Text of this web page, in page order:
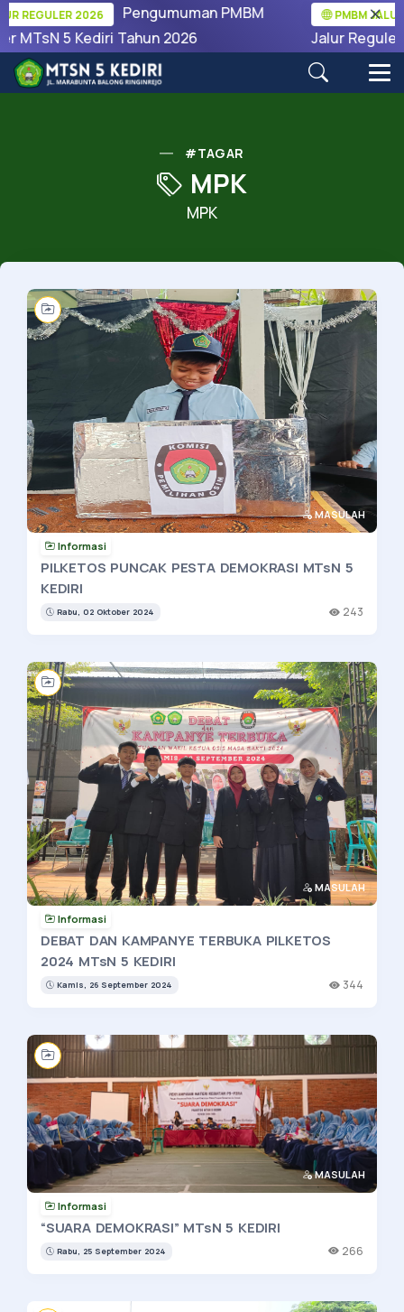
2026
Pengumuman PMBM
5 Kediri Tahun 2026
PMBM JALUR
Jalur Reguler
#TAGAR
MPK
MPK
MASULAH
Informasi
PILKETOS PUNCAK PESTA DEMOKRASI MTsN 5
KEDIRI
Rabu, 02 Oktober 2024 243
MASULAH
Informasi
DEBAT DAN KAMPANYE TERBUKA PILKETOS
2024 MTsN 5 KEDIRI
Kamis, 26 September 2024 344
MASULAH
Informasi
“SUARA DEMOKRASI” MTsN 5 KEDIRI
Rabu, 25 September 2024 266